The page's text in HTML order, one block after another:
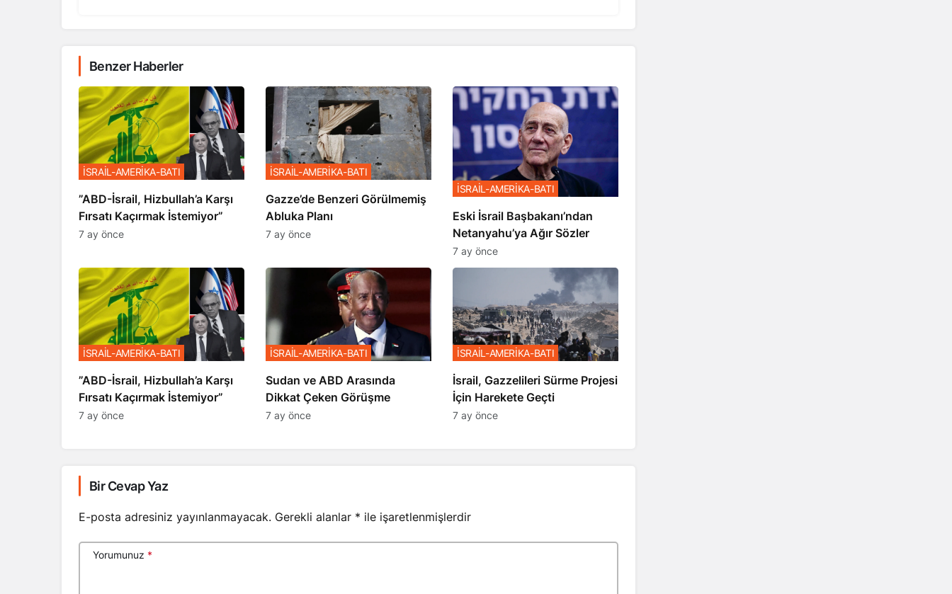
Benzer Haberler
​​​​​​​”ABD-İsrail, Hizbullah’a Karşı
Fırsatı Kaçırmak İstemiyor”
İSRAİL-AMERİKA-BATI
7 ay önce
​​​​​​​Gazze’de Benzeri Görülmemiş
Abluka Planı
İSRAİL-AMERİKA-BATI
7 ay önce
Eski İsrail Başbakanı’ndan
Netanyahu’ya Ağır Sözler
İSRAİL-AMERİKA-BATI
7 ay önce
​​​​​​​”ABD-İsrail, Hizbullah’a Karşı
Fırsatı Kaçırmak İstemiyor”
İSRAİL-AMERİKA-BATI
7 ay önce
Sudan ve ABD Arasında
Dikkat Çeken Görüşme
İSRAİL-AMERİKA-BATI
7 ay önce
İsrail, Gazzelileri Sürme Projesi
İçin Harekete Geçti
İSRAİL-AMERİKA-BATI
7 ay önce
Bir Cevap Yaz
E-posta adresiniz yayınlanmayacak. Gerekli alanlar * ile işaretlenmişlerdir
Yorumunuz *